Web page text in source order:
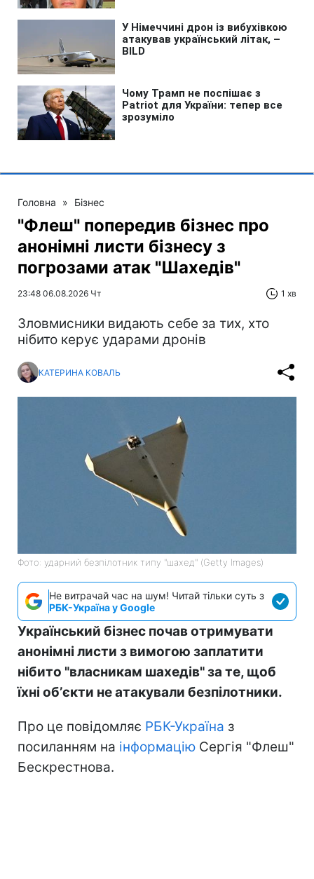
Головна » Бізнес
"Флеш" попередив бізнес про
анонімні листи бізнесу з
погрозами атак "Шахедів"
23:48 06.08.2026 Чт 1 хв
Зловмисники видають себе за тих, хто
нібито керує ударами дронів
КАТЕРИНА КОВАЛЬ
Фото: ударний безпілотник типу "шахед" (Getty Images)
Не витрачай час на шум! Читай тільки суть з
РБК-Україна у Google
Український бізнес почав отримувати
анонімні листи з вимогою заплатити
нібито "власникам шахедів" за те, щоб
їхні обʼєкти не атакували безпілотники.
Про це повідомляє РБК-Україна з
посиланням на інформацію Сергія "Флеш"
Бескрестнова.